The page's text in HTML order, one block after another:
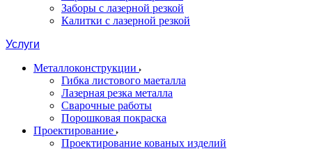
Заборы с лазерной резкой
Калитки с лазерной резкой
Услуги
Металлоконструкции
Гибка листового маеталла
Лазерная резка металла
Сварочные работы
Порошковая покраска
Проектирование
Проектирование кованых изделий